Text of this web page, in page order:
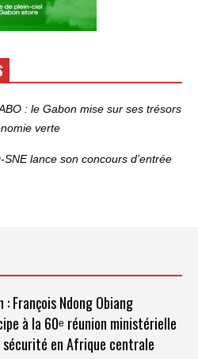
: le Gabon mise sur ses trésors
verte
lance son concours d’entrée
: François Ndong Obiang
à la 60ᵉ réunion ministérielle
en Afrique centrale